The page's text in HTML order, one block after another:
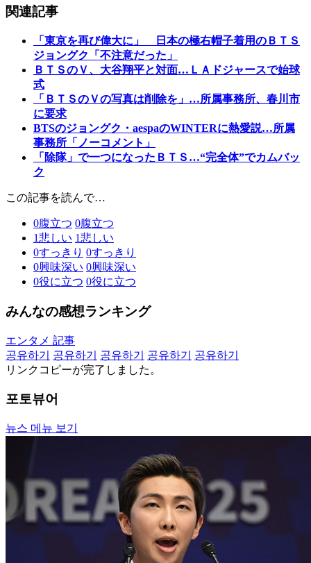
関連記事
「東京を再び偉大に」 日本の極右帽子着用のＢＴＳ
ジョングク「不注意だった」
ＢＴＳのＶ、大谷翔平と対面…ＬＡドジャースで始球
式
「ＢＴＳのＶの写真は削除を」…所属事務所、春川市
に要求
BTSのジョングク・aespaのWINTERに熱愛説…所属
事務所「ノーコメント」
「除隊」で一つになったＢＴＳ…“完全体”でカムバッ
ク
この記事を読んで…
0腹立つ 0腹立つ
1悲しい 1悲しい
0すっきり 0すっきり
0興味深い 0興味深い
0役に立つ 0役に立つ
みんなの感想ランキング
エンタメ 記事
공유하기
공유하기 공유하기 공유하기
공유하기
リンクコピーが完了しました。
포토뷰어
뉴스 메뉴 보기